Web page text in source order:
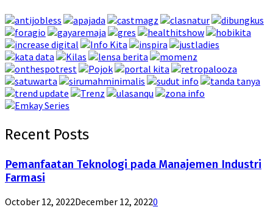
Recent Posts
Pemanfaatan Teknologi pada Manajemen Industri
Farmasi
October 12, 2022December 12, 20220